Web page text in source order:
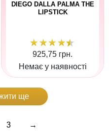
DIEGO DALLA PALMA THE
LIPSTICK
925,75 грн.
Немає у наявності
ще
3 →